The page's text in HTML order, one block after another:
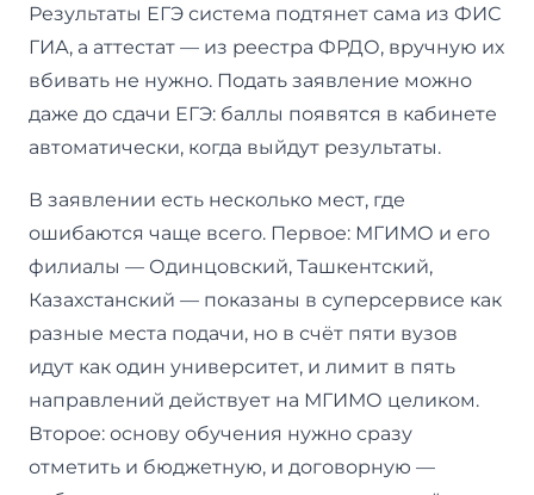
Результаты ЕГЭ система подтянет сама из ФИС
ГИА, а аттестат — из реестра ФРДО, вручную их
вбивать не нужно. Подать заявление можно
даже до сдачи ЕГЭ: баллы появятся в кабинете
автоматически, когда выйдут результаты.
В заявлении есть несколько мест, где
ошибаются чаще всего. Первое: МГИМО и его
филиалы — Одинцовский, Ташкентский,
Казахстанский — показаны в суперсервисе как
разные места подачи, но в счёт пяти вузов
идут как один университет, и лимит в пять
направлений действует на МГИМО целиком.
Второе: основу обучения нужно сразу
отметить и бюджетную, и договорную —